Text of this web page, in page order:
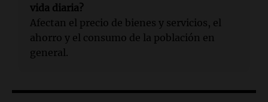
vida diaria?
Afectan el precio de bienes y servicios, el
ahorro y el consumo de la población en
general.